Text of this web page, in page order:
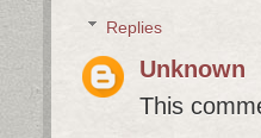
Replies
Unknown
This